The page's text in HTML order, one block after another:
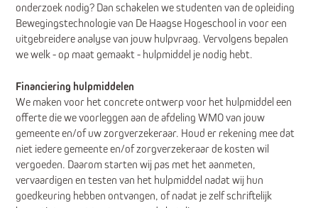
onderzoek nodig? Dan schakelen we studenten van de opleiding
Bewegingstechnologie van De Haagse Hogeschool in voor een
uitgebreidere analyse van jouw hulpvraag. Vervolgens bepalen
we welk - op maat gemaakt - hulpmiddel je nodig hebt.
Financiering hulpmiddelen
We maken voor het concrete ontwerp voor het hulpmiddel een
offerte die we voorleggen aan de afdeling WMO van jouw
gemeente en/of uw zorgverzekeraar. Houd er rekening mee dat
niet iedere gemeente en/of zorgverzekeraar de kosten wil
vergoeden. Daarom starten wij pas met het aanmeten,
vervaardigen en testen van het hulpmiddel nadat wij hun
goedkeuring hebben ontvangen, of nadat je zelf schriftelijk